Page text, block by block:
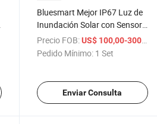
Bluesmart Mejor IP67 Luz de
Inundación Solar con Sensor
de Potencia Integrada LED
Luz de Inundación Solar
Precio FOB: US$ 100,00-300,00
Pedido Mínimo: 1 Set
Enviar Consulta